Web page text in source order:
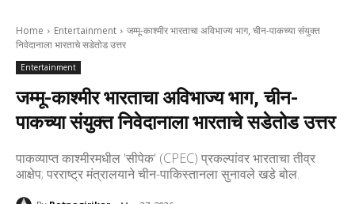
Home Entertainment
जम्मू-काश्मीर भारताचा अविभाज्य भाग, चीन-पाकच्या संयुक्त
निवेदानाला भारताचे सडेतोड उत्तर
Entertainment
जम्मू-काश्मीर भारताचा अविभाज्य भाग, चीन-
पाकच्या संयुक्त निवेदानाला भारताचे सडेतोड उत्तर
पाकव्याप्त काश्मीरमधील 'सीपेक' (CPEC) प्रकल्पांवर भारताचा तीव्र
आक्षेप; परराष्ट्र मंत्रालयाने चीन-पाकिस्तानला सुनावले खडे बोल.